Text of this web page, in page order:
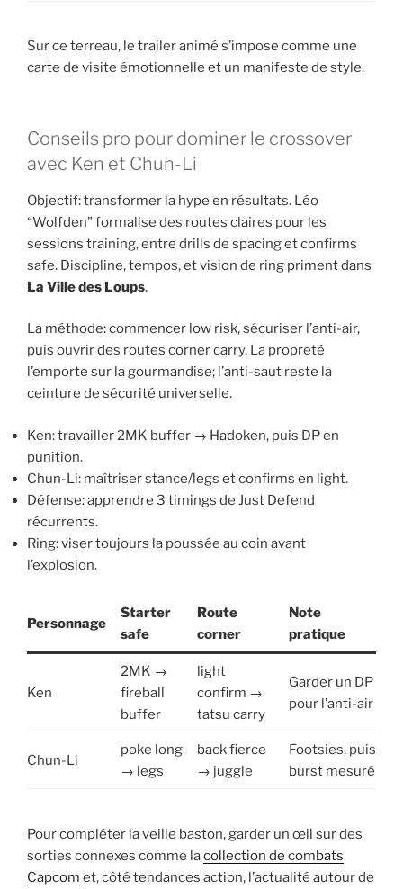
Sur ce terreau, le trailer animé s’impose comme une
carte de visite émotionnelle et un manifeste de style.
Conseils pro pour dominer le crossover
avec Ken et Chun-Li
Objectif: transformer la hype en résultats. Léo
“Wolfden” formalise des routes claires pour les
sessions training, entre drills de spacing et confirms
safe. Discipline, tempos, et vision de ring priment dans
La Ville des Loups.
La méthode: commencer low risk, sécuriser l’anti-air,
puis ouvrir des routes corner carry. La propreté
l’emporte sur la gourmandise; l’anti-saut reste la
ceinture de sécurité universelle.
Ken: travailler 2MK buffer → Hadoken, puis DP en
punition.
Chun-Li: maîtriser stance/legs et confirms en light.
Défense: apprendre 3 timings de Just Defend
récurrents.
Ring: viser toujours la poussée au coin avant
l’explosion.
Personnage
Starter
safe
Route
corner
Note
pratique
Ken
2MK →
fireball
buffer
light
confirm →
tatsu carry
Garder un DP
pour l’anti-air
Chun-Li
poke long
→ legs
back fierce
→ juggle
Footsies, puis
burst mesuré
Pour compléter la veille baston, garder un œil sur des
sorties connexes comme lacollection de combats
Capcom et, côté tendances action, l’actualité autour de